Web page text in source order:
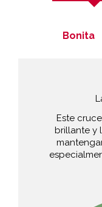
La
La sabrosa
en su
nueva
Este
brillante y
Bonita